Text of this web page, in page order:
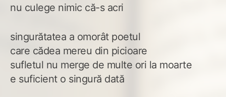
nu culege nimic că-s acri
singurătatea a omorât poetul
care cădea mereu din picioare
sufletul nu merge de multe ori la moarte
e suficient o singură dată